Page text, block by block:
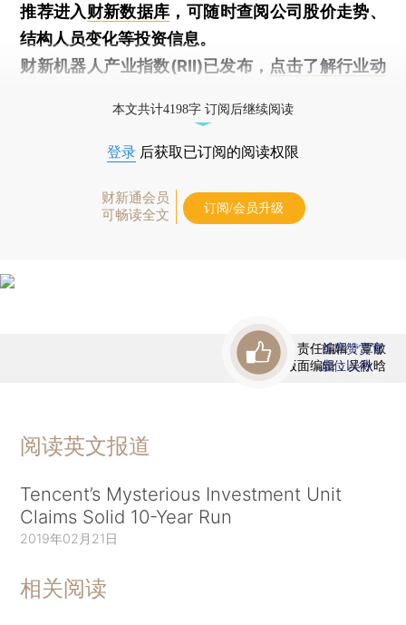
推荐进入财新数据库 ，可随时查阅公司股价走势、
结构人员变化等投资信息。
财新机器人产业指数(RII)已发布， 点击了解行业动
本文共计4198字 订阅后继续阅读
登录 后获取已订阅的阅读权限
财新通会员
可畅读全文
订阅/会员升级
责任编辑：覃敏
版面编辑：吴秋晗
首席赞赏官
虚位以待
阅读英文报道
Tencent’s Mysterious Investment Unit
Claims Solid 10-Year Run
2019年02月21日
相关阅读